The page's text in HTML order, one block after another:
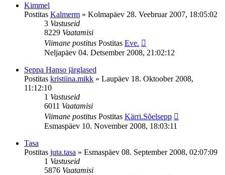
Kimmel
Postitas Kalmerm » Kolmapäev 28. Veebruar 2007, 18:05:02
3 Vastuseid
8229 Vaatamisi
Viimane postitus Postitas Eve.
Neljapäev 04. Detsember 2008, 21:02:12
Seppa Hanso järglased
Postitas kristiina.mikk » Laupäev 18. Oktoober 2008,
11:12:10
1 Vastuseid
6011 Vaatamisi
Viimane postitus Postitas Kärri.Sõelsepp
Esmaspäev 10. November 2008, 18:03:11
Tasa
Postitas juta.tasa » Esmaspäev 08. September 2008, 02:07:09
1 Vastuseid
5876 Vaatamisi